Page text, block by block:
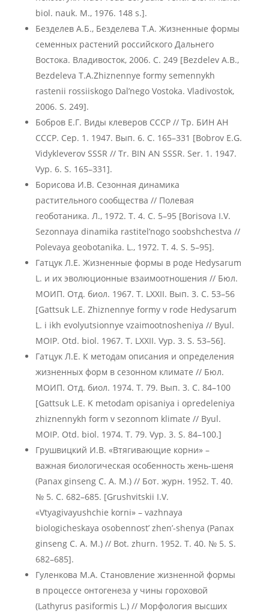
biol. nauk. M., 1976. 148 s.].
Безделев А.Б., Безделева Т.А. Жизненные формы
семенных растений российского Дальнего
Востока. Владивосток, 2006. С. 249 [Bezdelev A.B.,
Bezdeleva T.A.Zhiznennye formy semennykh
rastenii rossiiskogo Dal’nego Vostoka. Vladivostok,
2006. S. 249].
Бобров Е.Г. Виды клеверов СССР // Тр. БИН АН
СССР. Сер. 1. 1947. Вып. 6. С. 165–331 [Bobrov E.G.
Vidykleverov SSSR // Tr. BIN AN SSSR. Ser. 1. 1947.
Vyp. 6. S. 165–331].
Борисова И.В. Сезонная динамика
растительного сообщества // Полевая
геоботаника. Л., 1972. Т. 4. С. 5–95 [Borisova I.V.
Sezonnaya dinamika rastitel’nogo soobshchestva //
Polevaya geobotanika. L., 1972. T. 4. S. 5–95].
Гатцук Л.Е. Жизненные формы в роде Hedysarum
L. и их эволюционные взаимоотношения // Бюл.
МОИП. Отд. биол. 1967. T. LXXII. Вып. 3. С. 53–56
[Gattsuk L.E. Zhiznennye formy v rode Hedysarum
L. i ikh evolyutsionnye vzaimootnosheniya // Byul.
MOIP. Оtd. biol. 1967. Т. LXXII. Vyp. 3. S. 53–56].
Гатцук Л.Е. К методам описания и определения
жизненных форм в сезонном климате // Бюл.
МОИП. Отд. биол. 1974. Т. 79. Вып. 3. С. 84–100
[Gattsuk L.E. K metodam opisaniya i opredeleniya
zhiznennykh form v sezonnom klimate // Byul.
MOIP. Otd. biol. 1974. T. 79. Vyp. 3. S. 84–100.]
Грушвицкий И.В. «Втягивающие корни» –
важная биологическая особенность жень-шеня
(Panax ginseng C. A. M.) // Бот. журн. 1952. Т. 40.
№ 5. С. 682–685. [Grushvitskii I.V.
«Vtyagivayushchie korni» – vazhnaya
biologicheskaya osobennost’ zhen’-shenya (Panax
ginseng C. A. M.) // Bot. zhurn. 1952. T. 40. № 5. S.
682–685].
Гуленкова М.А. Становление жизненной формы
в процессе онтогенеза у чины гороховой
(Lathyrus pasiformis L.) // Морфология высших